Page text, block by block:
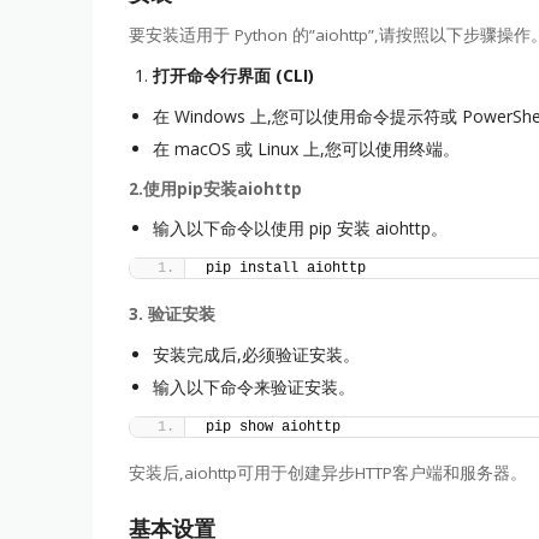
要安装适用于 Python 的”aiohttp”,请按照以下步骤操作。
打开命令行界面 (CLI)
在 Windows 上,您可以使用命令提示符或
在 macOS 或 Linux 上,您可以使用终端。
2.使用pip安装aiohttp
输入以下命令以使用 pip 安装 aiohttp。
pip install aiohttp
3. 验证安装
安装完成后,必须验证安装。
输入以下命令来验证安装。
pip show aiohttp
安装后,aiohttp可用于创建异步HTTP客户端和服务器。
基本设置